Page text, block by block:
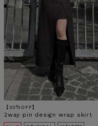
【30％OFF】
2way pin design wrap skirt